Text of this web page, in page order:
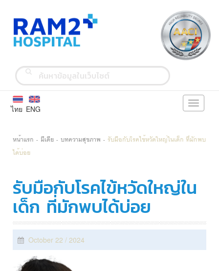
ENG
ไทย
Toggle
หน้าแรก มีเดีย บทความสุขภาพ
รับมือกับโรคไข้หวัดใหญ่ในเด็ก ที่มักพบ
ได้บ่อย
รับมือกับโรคไข้หวัดใหญ่ใน
เด็ก ที่มักพบได้บ่อย
October 22 / 2024